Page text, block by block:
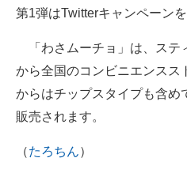
第1弾はTwitterキャンペーン
「わさムーチョ」は、ステ
から全国のコンビニエンスス
からはチップスタイプも含め
販売されます。
（たろちん）